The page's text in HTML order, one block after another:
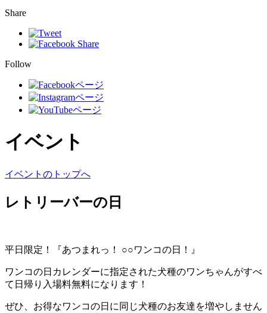
Share
Follow
イベント
イベントのトップへ
レトリーバーの日
平日限定！『あつまれっ！ ○○ワンコの日！』
ワンコの日カレンダーに指定された犬種のワンちゃんがすべ
て日帰り入場料無料になります！
ぜひ、お得なワンコの日に同じ犬種のお友達を増やしません